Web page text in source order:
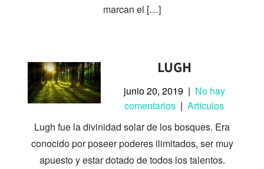
marcan el […]
LUGH
junio 20, 2019 | No hay
comentarios |Artículos
Lugh fue la divinidad solar de los bosques. Era
conocido por poseer poderes ilimitados, ser muy
apuesto y estar dotado de todos los talentos.